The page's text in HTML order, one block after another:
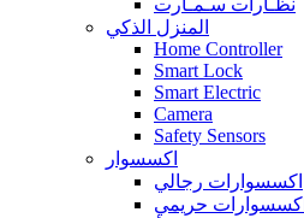
المنزل الذكي
Home Controller
Smart Lock
Smart Electric
Camera
Safety Sensors
اكسسوار
اكسسوارات رجالي
اكسسوارات حريمي